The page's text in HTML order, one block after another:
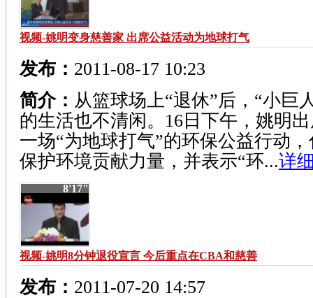
视频-姚明变身慈善家 出席公益活动为地球打气
发布： 2011-08-17 10:23
简介： 从篮球场上“退休”后，“小巨
的生活也不清闲。16日下午，姚明
一场“为地球打气”的环保公益行动
保护环境贡献力量，并表示“环...详
8'17"
视频-姚明8分钟退役宣言 今后重点在CBA和慈善
发布： 2011-07-20 14:57